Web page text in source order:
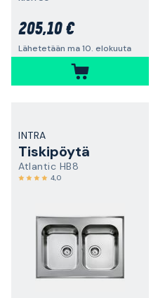
205,10 €
Lähetetään ma 10. elokuuta
INTRA
Tiskipöytä
Atlantic HB8
4,0